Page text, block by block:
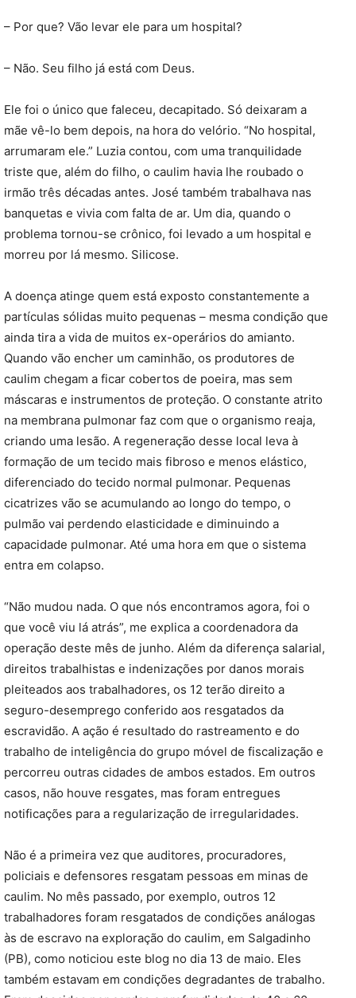
– Por que? Vão levar ele para um hospital?
– Não. Seu filho já está com Deus.
Ele foi o único que faleceu, decapitado. Só deixaram a
mãe vê-lo bem depois, na hora do velório. “No hospital,
arrumaram ele.” Luzia contou, com uma tranquilidade
triste que, além do filho, o caulim havia lhe roubado o
irmão três décadas antes. José também trabalhava nas
banquetas e vivia com falta de ar. Um dia, quando o
problema tornou-se crônico, foi levado a um hospital e
morreu por lá mesmo. Silicose.
A doença atinge quem está exposto constantemente a
partículas sólidas muito pequenas – mesma condição que
ainda tira a vida de muitos ex-operários do amianto.
Quando vão encher um caminhão, os produtores de
caulim chegam a ficar cobertos de poeira, mas sem
máscaras e instrumentos de proteção. O constante atrito
na membrana pulmonar faz com que o organismo reaja,
criando uma lesão. A regeneração desse local leva à
formação de um tecido mais fibroso e menos elástico,
diferenciado do tecido normal pulmonar. Pequenas
cicatrizes vão se acumulando ao longo do tempo, o
pulmão vai perdendo elasticidade e diminuindo a
capacidade pulmonar. Até uma hora em que o sistema
entra em colapso.
“Não mudou nada. O que nós encontramos agora, foi o
que você viu lá atrás”, me explica a coordenadora da
operação deste mês de junho. Além da diferença salarial,
direitos trabalhistas e indenizações por danos morais
pleiteados aos trabalhadores, os 12 terão direito a
seguro-desemprego conferido aos resgatados da
escravidão. A ação é resultado do rastreamento e do
trabalho de inteligência do grupo móvel de fiscalização e
percorreu outras cidades de ambos estados. Em outros
casos, não houve resgates, mas foram entregues
notificações para a regularização de irregularidades.
Não é a primeira vez que auditores, procuradores,
policiais e defensores resgatam pessoas em minas de
caulim. No mês passado, por exemplo, outros 12
trabalhadores foram resgatados de condições análogas
às de escravo na exploração do caulim, em Salgadinho
(PB), como noticiou este blog no dia 13 de maio. Eles
também estavam em condições degradantes de trabalho.